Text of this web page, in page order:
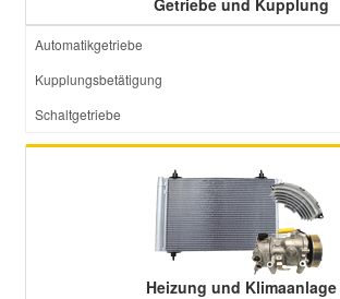
Automatikgetriebe
Kupplungsbetätigung
Schaltgetriebe
Heizung und Klimaanlage